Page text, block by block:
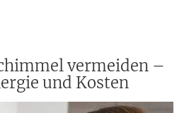
vermeiden –
und Kosten